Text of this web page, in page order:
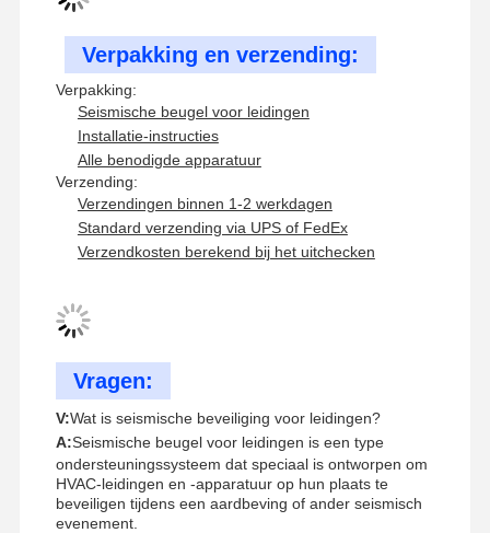
Zonnepanelen op het dak
Verpakking en verzending:
Verpakking:
Seismische beugel voor leidingen
Installatie-instructies
Alle benodigde apparatuur
Verzending:
Verzendingen binnen 1-2 werkdagen
Standard verzending via UPS of FedEx
Verzendkosten berekend bij het uitchecken
Vragen:
V:Wat is seismische beveiliging voor leidingen?
A:Seismische beugel voor leidingen is een type
ondersteuningssysteem dat speciaal is ontworpen om
HVAC-leidingen en -apparatuur op hun plaats te
beveiligen tijdens een aardbeving of ander seismisch
evenement.